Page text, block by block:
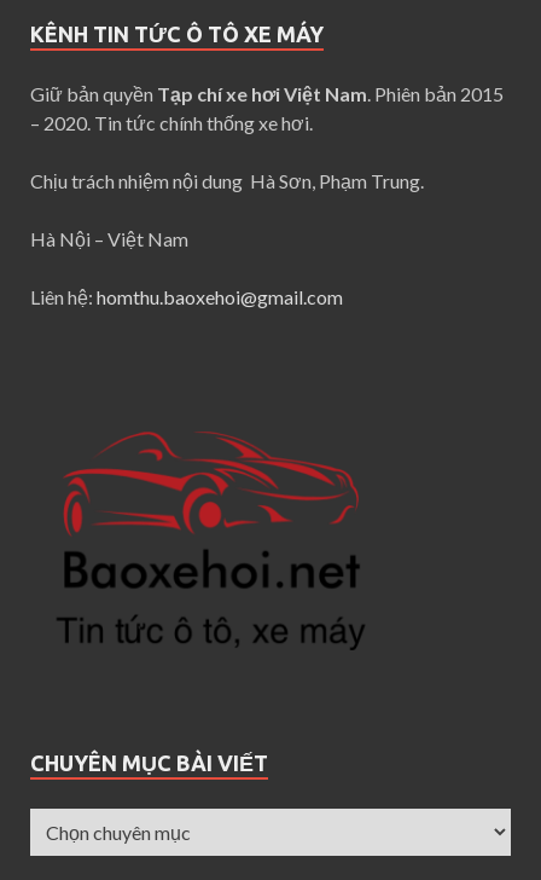
KÊNH TIN TỨC Ô TÔ XE MÁY
Giữ bản quyền Tạp chí xe hơi Việt Nam . Phiên bản 2015
– 2020. Tin tức chính thống xe hơi.
Chịu trách nhiệm nội dung Hà Sơn, Phạm Trung.
Hà Nội – Việt Nam
Liên hệ: homthu.baoxehoi@gmail.com
CHUYÊN MỤC BÀI VIẾT